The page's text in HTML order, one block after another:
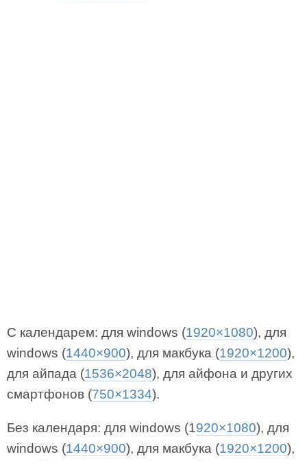
С календарем: для windows (1920×1080), для
windows (1440×900), для макбука (1920×1200),
для айпада (1536×2048), для айфона и других
смартфонов (750×1334).
Без календаря: для windows (1920×1080), для
windows (1440×900), для макбука (1920×1200),